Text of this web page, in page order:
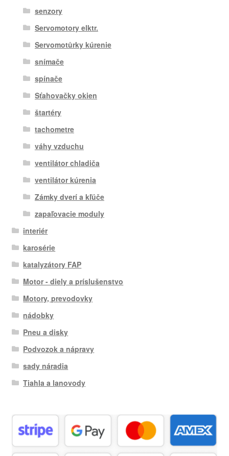
senzory
Servomotory elktr.
Servomotůrky kúrenie
snímače
spínače
Sťahovačky okien
štartéry
tachometre
váhy vzduchu
ventilátor chladiča
ventilátor kúrenia
Zámky dverí a kľúče
zapaľovacie moduly
interiér
karosérie
katalyzátory FAP
Motor - diely a príslušenstvo
Motory, prevodovky
nádobky
Pneu a disky
Podvozok a nápravy
sady náradia
Tiahla a lanovody